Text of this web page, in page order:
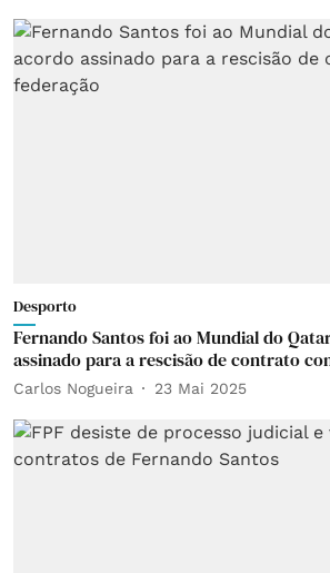
Desporto
Fernando Santos foi ao Mundial do
assinado para a rescisão de contrato
Carlos Nogueira 23 Mai 2025